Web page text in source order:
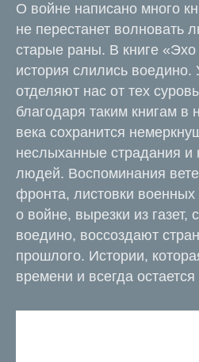
О войне написано много
не перестанет волновать
старые раны. В книге
история слились воедино.
отделяют нас от тех
благодаря таким книгам в
века сохранится
неслыханные страдания и
людей. Воспоминания
фронта, листовки военных
о войне, вырезки из газет,
воедино, воссоздают
прошлого. Истории,
времени и всегда